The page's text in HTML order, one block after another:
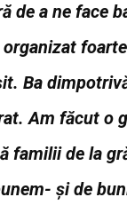
de a ne face
Ba
Am făcut o
familii de la
şi de